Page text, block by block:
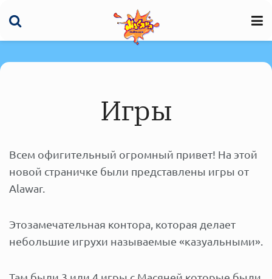
Игры
Всем офигительный огромный привет! На этой
новой страничке были представлены игры от
Alawar.
Этозамечательная контора, которая делает
небольшие игрухи называемые «казуальными».